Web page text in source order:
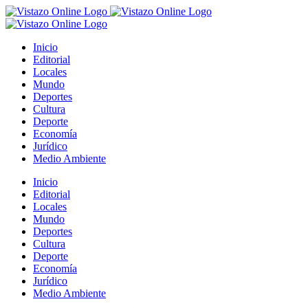
Saltar
al
Inicio
Editorial
Locales
Mundo
Deportes
Cultura
Deporte
Economía
Jurídico
Medio Ambiente
Inicio
Editorial
Locales
Mundo
Deportes
Cultura
Deporte
Economía
Jurídico
Medio Ambiente